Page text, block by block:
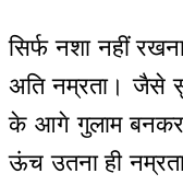
सिर्फ नशा नहीं
अति नम्रता। जैसे
के आगे गुलाम बनकर
ऊंच उतना ही